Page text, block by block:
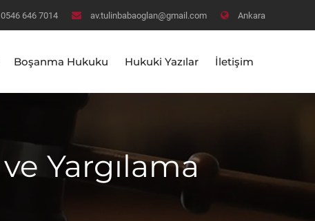
0546 646 7014 av.tulinbabaoglan@gmail.com Ankara
Boşanma Hukuku Hukuki Yazılar İletişim
Yargılama